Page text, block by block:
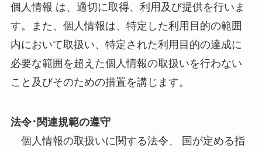
個人情報 は、適切に取得、利用及び提供を行いま
す。また、個人情報は、特定した利用目的の範囲
内において取扱い、特定された利用目的の達成に
必要な範囲を超えた個人情報の取扱いを行わない
こと及びそのための措置を講じます。
法令･関連規範の遵守
個人情報の取扱いに関する法令、 国が定める指